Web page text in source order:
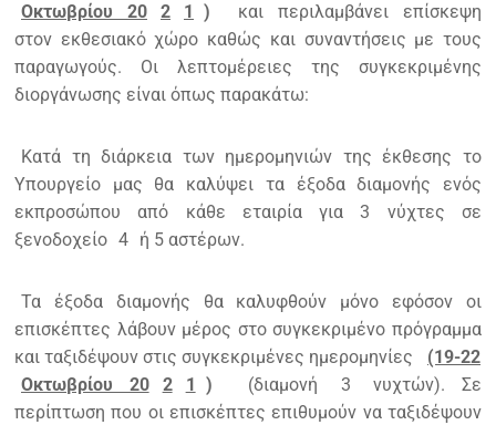
Οκτωβρίου 20
2 1 )
και περιλαμβάνει επίσκεψη
στον εκθεσιακό χώρο καθώς και συναντήσεις με τους
παραγωγούς. Οι λεπτομέρειες της συγκεκριμένης
διοργάνωσης είναι όπως παρακάτω:
Κατά τη διάρκεια των ημερομηνιών της έκθεσης το
Υπουργείο μας θα καλύψει τα έξοδα διαμονής ενός
εκπροσώπου από κάθε εταιρία για 3 νύχτες σε
ξενοδοχείο 4 ή 5 αστέρων.
Τα έξοδα διαμονής θα καλυφθούν μόνο εφόσον οι
επισκέπτες λάβουν μέρος στο συγκεκριμένο πρόγραμμα
και ταξιδέψουν στις συγκεκριμένες ημερομηνίες
(19-22
Οκτωβρίου 20
2 1 ) (διαμονή 3
νυχτών). Σε
περίπτωση που οι επισκέπτες επιθυμούν να ταξιδέψουν